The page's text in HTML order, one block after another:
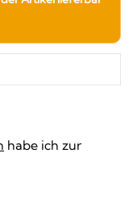
habe ich zur